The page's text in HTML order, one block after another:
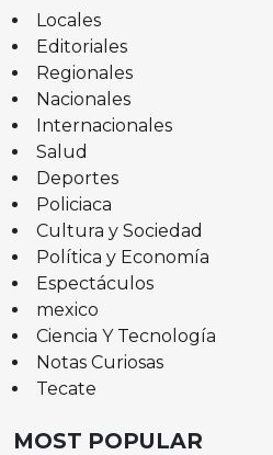
Locales
Editoriales
Regionales
Nacionales
Internacionales
Salud
Deportes
Policiaca
Cultura y Sociedad
Política y Economía
Espectáculos
mexico
Ciencia Y Tecnología
Notas Curiosas
Tecate
MOST POPULAR